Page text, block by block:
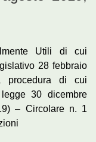
Utili di cui
28 febbraio
procedura di cui
30 dicembre
– Circolare n. 1